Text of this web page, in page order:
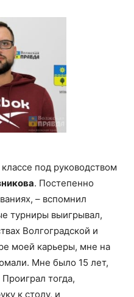
под руководством
. Постепенно
– вспомнил
турниры выигрывал,
Волгоградской и
моей карьеры, мне на
Мне было 15 лет,
тогда,
к столу, и